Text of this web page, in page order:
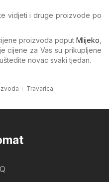
vidjeti i druge proizvode po
proizvoda poput Mlijeko
cijene za Vas su prikupljene
novac svaki tjedan.
Travarica